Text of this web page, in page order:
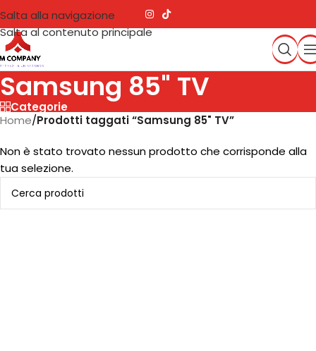
Salta alla navigazione
Salta al contenuto principale
Samsung 85" TV
Categorie
Home/Prodotti taggati “Samsung 85" TV”
Non è stato trovato nessun prodotto che corrisponde alla
tua selezione.